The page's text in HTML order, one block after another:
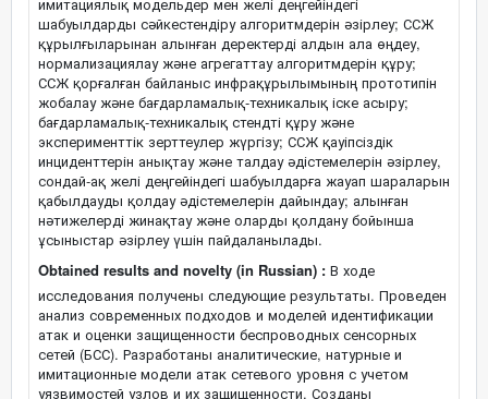
шабуылдарды сәйкестендіру алгоритмдерін әзірлеу; ССЖ
құрылғыларынан алынған деректерді алдын ала өңдеу,
нормализациялау және агрегаттау алгоритмдерін құру;
ССЖ қорғалған байланыс инфрақұрылымының прототипін
жобалау және бағдарламалық-техникалық іске асыру;
бағдарламалық-техникалық стендті құру және
эксперименттік зерттеулер жүргізу; ССЖ қауіпсіздік
инциденттерін анықтау және талдау әдістемелерін әзірлеу,
сондай-ақ желі деңгейіндегі шабуылдарға жауап шараларын
қабылдауды қолдау әдістемелерін дайындау; алынған
нәтижелерді жинақтау және оларды қолдану бойынша
ұсыныстар әзірлеу үшін пайдаланылады.
Obtained results and novelty (in Russian) : В ходе
исследования получены следующие результаты. Проведен
анализ современных подходов и моделей идентификации
атак и оценки защищенности беспроводных сенсорных
сетей (БСС). Разработаны аналитические, натурные и
имитационные модели атак сетевого уровня с учетом
уязвимостей узлов и их защищенности. Созданы